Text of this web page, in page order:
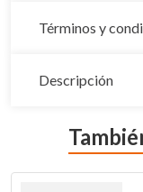
Términos y
Descripción